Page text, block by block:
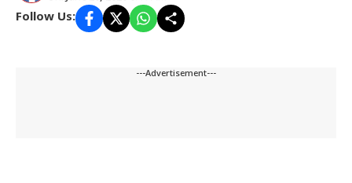
Follow Us:
---Advertisement---